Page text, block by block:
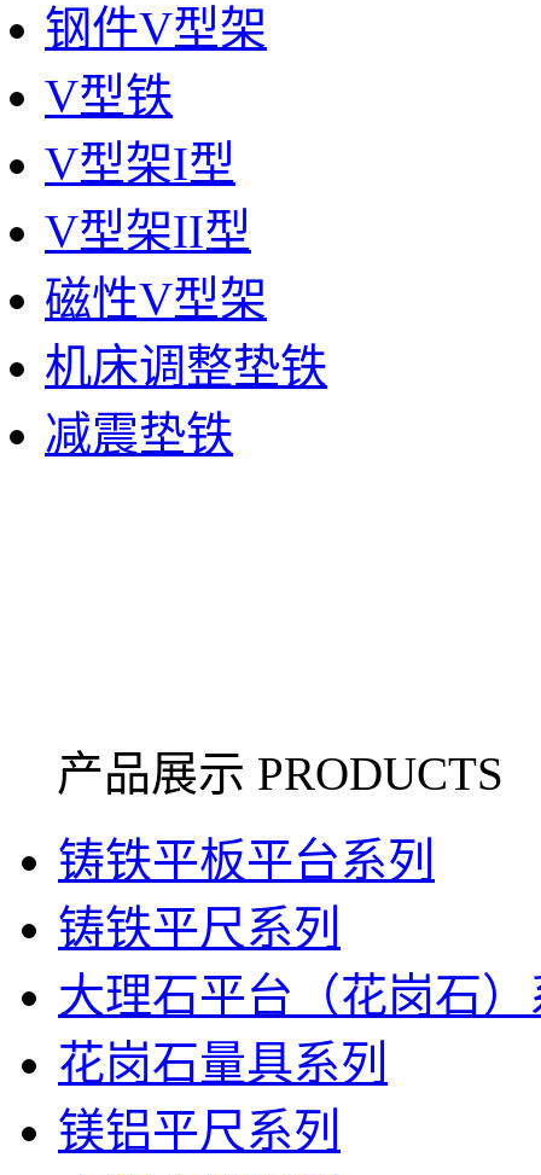
钢件V型架
V型铁
V型架I型
V型架II型
磁性V型架
机床调整垫铁
减震垫铁
产品展示 PRODUCTS
铸铁平板平台系列
铸铁平尺系列
大理石平台（花岗石）
花岗石量具系列
镁铝平尺系列